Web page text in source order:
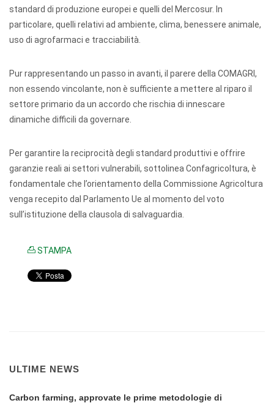
standard di produzione europei e quelli del Mercosur. In
particolare, quelli relativi ad ambiente, clima, benessere animale,
uso di agrofarmaci e tracciabilità.
Pur rappresentando un passo in avanti, il parere della COMAGRI,
non essendo vincolante, non è sufficiente a mettere al riparo il
settore primario da un accordo che rischia di innescare
dinamiche difficili da governare.
Per garantire la reciprocità degli standard produttivi e offrire
garanzie reali ai settori vulnerabili, sottolinea Confagricoltura, è
fondamentale che l’orientamento della Commissione Agricoltura
venga recepito dal Parlamento Ue al momento del voto
sull’istituzione della clausola di salvaguardia.
STAMPA
ULTIME NEWS
Carbon farming, approvate le prime metodologie di